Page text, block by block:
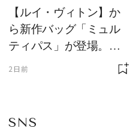
【ルイ・ヴィトン】か
ら新作バッグ「ミュル
ティパス」が登場。ミ
ニサイズもラインナッ
2日前
SNS